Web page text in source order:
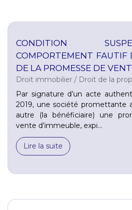
CONDITION
COMPORTEMENT FAUTIF
DE LA PROMESSE DE
Droit immobilier / Droit de la
Par signature d’un acte
2019, une société promettante
autre (la bénéficiaire) une
vente d’immeuble, expi...
Lire la suite